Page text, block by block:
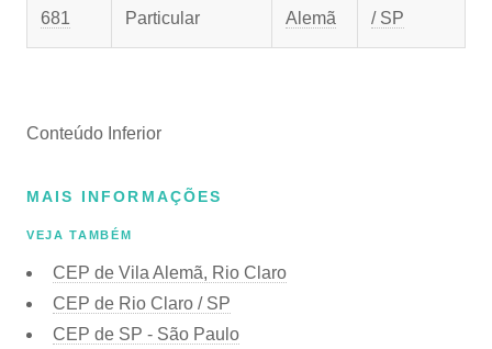
681
Particular
Alemã
/ SP
Conteúdo Inferior
MAIS INFORMAÇÕES
VEJA TAMBÉM
CEP de Vila Alemã, Rio Claro
CEP de Rio Claro / SP
CEP de SP - São Paulo